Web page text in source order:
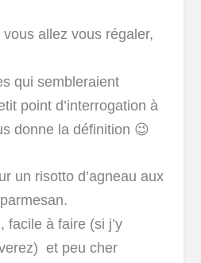
allez vous régaler,
qui sembleraient
point d’interrogation à
donne la définition 😉
un risotto d’agneau aux
facile à faire (si j’y
et peu cher